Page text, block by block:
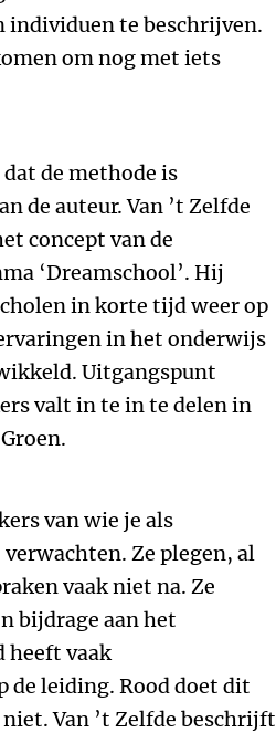
individuen te beschrijven.
om nog met iets
dat de methode is
de auteur. Van ’t Zelfde
concept van de
‘Dreamschool’. Hij
in korte tijd weer op
in het onderwijs
Uitgangspunt
valt in te in te delen in
van wie je als
Ze plegen, al
vaak niet na. Ze
bijdrage aan het
heeft vaak
de leiding. Rood doet dit
Van ’t Zelfde beschrijft